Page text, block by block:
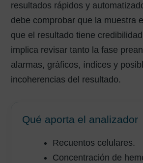
resultados rápidos y
debe comprobar que la muestra
que el resultado tiene
implica revisar tanto la fase
alarmas, gráficos, índices y
incoherencias del resultado.
Qué aporta el analizador
Recuentos celulares.
Concentración de